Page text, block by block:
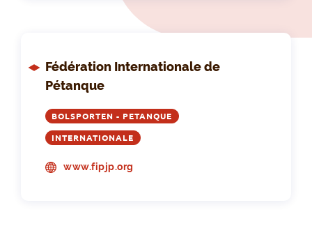
Fédération Internationale de
Pétanque
BOLSPORTEN - PETANQUE
INTERNATIONALE
www.fipjp.org